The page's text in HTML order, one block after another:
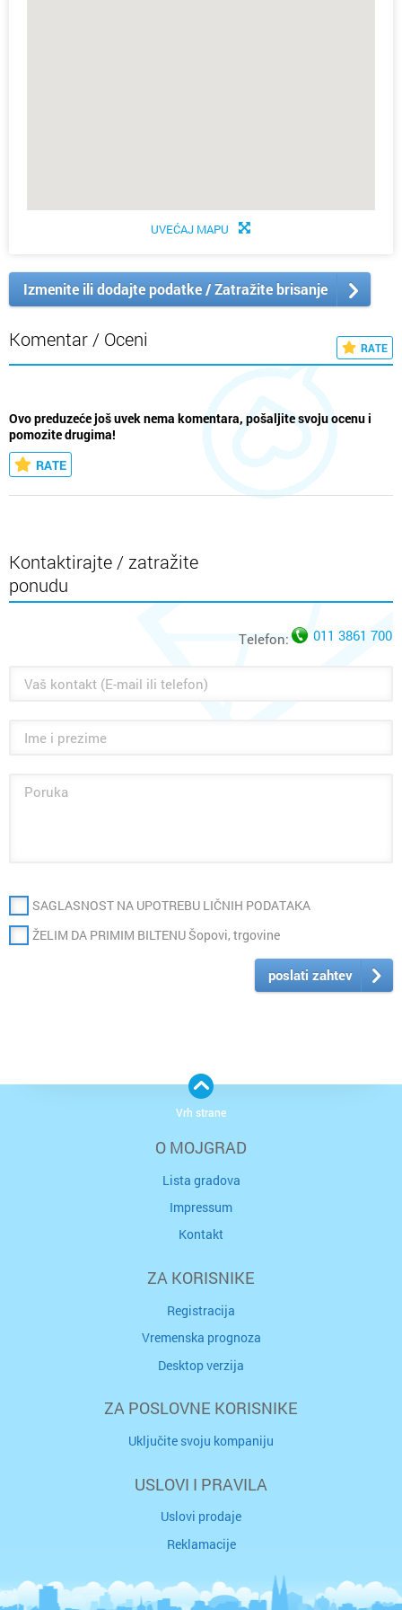
UVEĆAJ MAPU
Izmenite ili dodajte podatke / Zatražite brisanje
Komentar / Oceni RATE
Ovo preduzeće još uvek nema komentara, pošaljite svoju ocenu i
pomozite drugima!
RATE
Kontaktirajte / zatražite
ponudu
Telefon: 011 3861 700
SAGLASNOST NA UPOTREBU LIČNIH PODATAKA
ŽELIM DA PRIMIM BILTENU Šopovi, trgovine
poslati zahtev
O MOJGRAD
Lista gradova
Impressum
Kontakt
ZA KORISNIKE
Registracija
Vremenska prognoza
Desktop verzija
ZA POSLOVNE KORISNIKE
Uključite svoju kompaniju
USLOVI I PRAVILA
Uslovi prodaje
Reklamacije
Vrh strane